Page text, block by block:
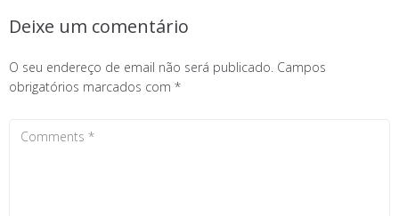
Deixe um comentário
O seu endereço de email não será publicado. Campos
obrigatórios marcados com *